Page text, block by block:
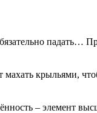
падать…
махать крыльями,
– элемент